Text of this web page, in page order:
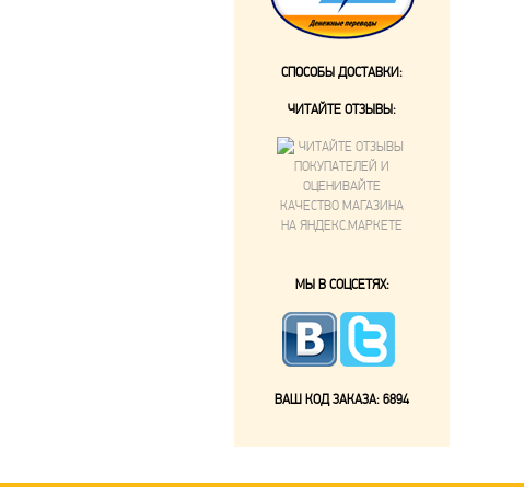
СПОСОБЫ ДОСТАВКИ:
ЧИТАЙТЕ ОТЗЫВЫ:
МЫ В СОЦСЕТЯХ:
ВАШ КОД ЗАКАЗА: 6894